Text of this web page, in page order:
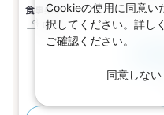
食事なし
喫煙
Cookieの使用に同意い
択してください。詳し
ご確認ください。
同意しない